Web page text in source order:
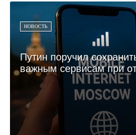
НОВОСТЬ
Путин поручил
важным сервисам при